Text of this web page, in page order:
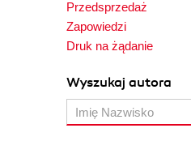
Przedsprzedaż
Zapowiedzi
Druk na żądanie
Wyszukaj autora